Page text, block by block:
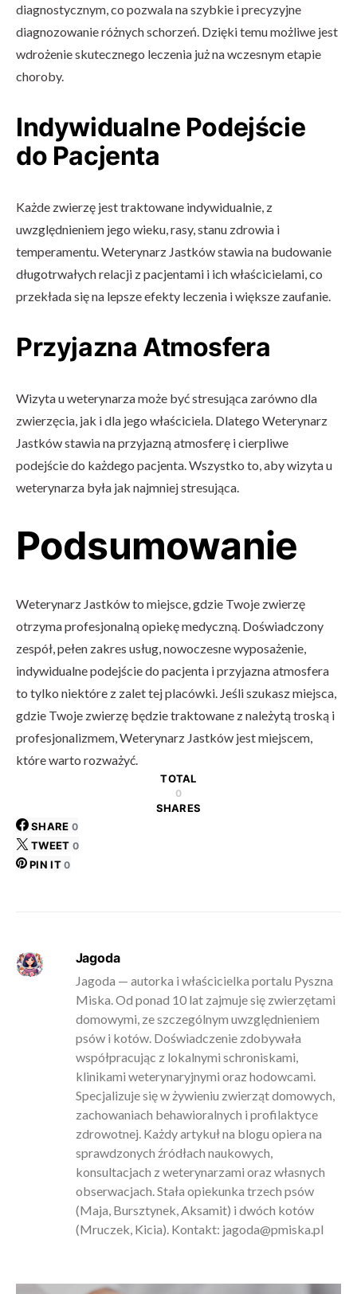
diagnostycznym, co pozwala na szybkie i precyzyjne
diagnozowanie różnych schorzeń. Dzięki temu możliwe jest
wdrożenie skutecznego leczenia już na wczesnym etapie
choroby.
Indywidualne Podejście
do Pacjenta
Każde zwierzę jest traktowane indywidualnie, z
uwzględnieniem jego wieku, rasy, stanu zdrowia i
temperamentu. Weterynarz Jastków stawia na budowanie
długotrwałych relacji z pacjentami i ich właścicielami, co
przekłada się na lepsze efekty leczenia i większe zaufanie.
Przyjazna Atmosfera
Wizyta u weterynarza może być stresująca zarówno dla
zwierzęcia, jak i dla jego właściciela. Dlatego Weterynarz
Jastków stawia na przyjazną atmosferę i cierpliwe
podejście do każdego pacjenta. Wszystko to, aby wizyta u
weterynarza była jak najmniej stresująca.
Podsumowanie
Weterynarz Jastków to miejsce, gdzie Twoje zwierzę
otrzyma profesjonalną opiekę medyczną. Doświadczony
zespół, pełen zakres usług, nowoczesne wyposażenie,
indywidualne podejście do pacjenta i przyjazna atmosfera
to tylko niektóre z zalet tej placówki. Jeśli szukasz miejsca,
gdzie Twoje zwierzę będzie traktowane z należytą troską i
profesjonalizmem, Weterynarz Jastków jest miejscem,
które warto rozważyć.
TOTAL
0
SHARES
SHARE 0
TWEET 0
PIN IT 0
Jagoda
Jagoda — autorka i właścicielka portalu Pyszna
Miska. Od ponad 10 lat zajmuje się zwierzętami
domowymi, ze szczególnym uwzględnieniem
psów i kotów. Doświadczenie zdobywała
współpracując z lokalnymi schroniskami,
klinikami weterynaryjnymi oraz hodowcami.
Specjalizuje się w żywieniu zwierząt domowych,
zachowaniach behawioralnych i profilaktyce
zdrowotnej. Każdy artykuł na blogu opiera na
sprawdzonych źródłach naukowych,
konsultacjach z weterynarzami oraz własnych
obserwacjach. Stała opiekunka trzech psów
(Maja, Bursztynek, Aksamit) i dwóch kotów
(Mruczek, Kicia). Kontakt: jagoda@pmiska.pl